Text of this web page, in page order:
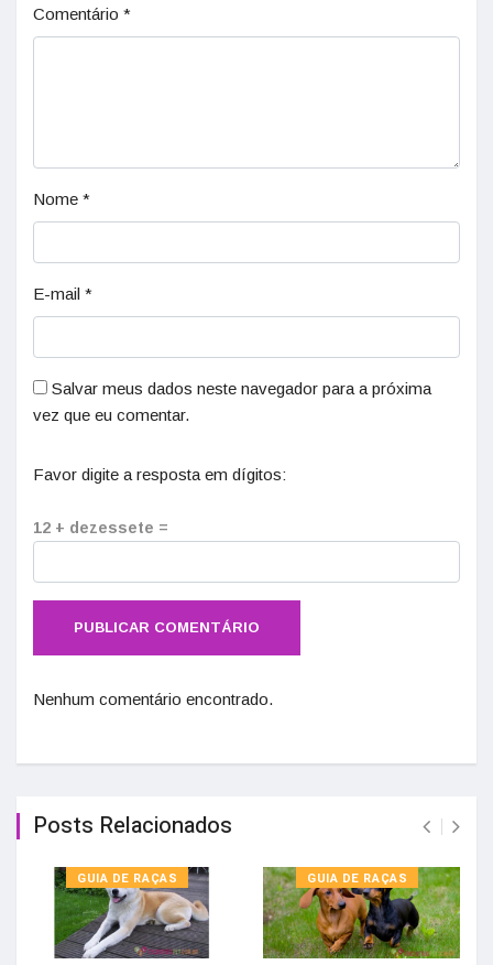
Comentário *
Nome *
E-mail *
Salvar meus dados neste navegador para a próxima
vez que eu comentar.
Favor digite a resposta em dígitos:
12 + dezessete =
Nenhum comentário encontrado.
Posts Relacionados
GUIA DE RAÇAS GUIA DE RAÇAS